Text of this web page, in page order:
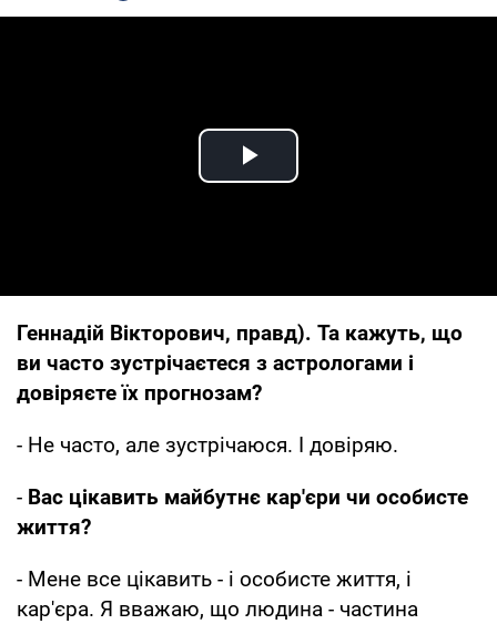
Play Video
Геннадій Вікторович, правд). Та кажуть, що
ви часто зустрічаєтеся з астрологами і
довіряєте їх прогнозам?
- Не часто, але зустрічаюся. І довіряю.
- Вас цікавить майбутнє кар'єри чи особисте
життя?
- Мене все цікавить - і особисте життя, і
кар'єра. Я вважаю, що людина - частина